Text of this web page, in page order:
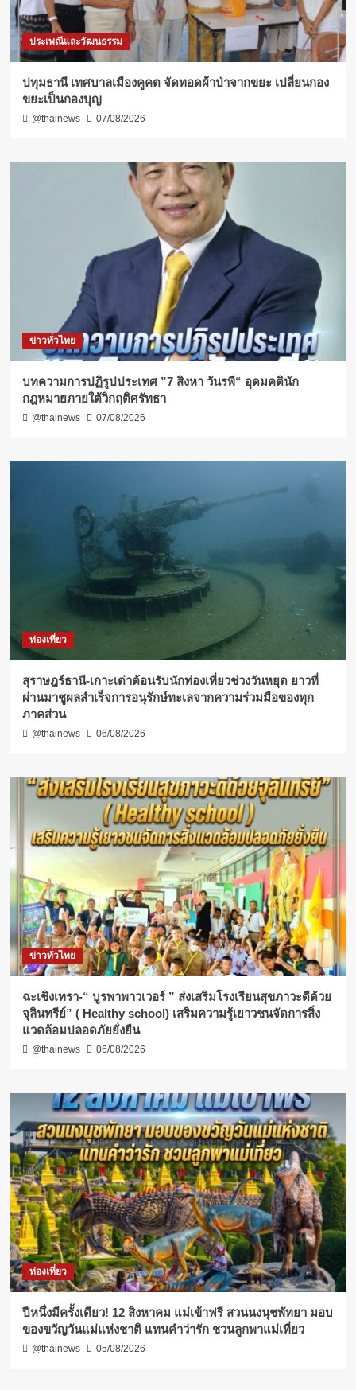
ประเพณีและวัฒนธรรม
ปทุมธานี เทศบาลเมืองคูคต จัดทอดผ้าป่าจากขยะ เปลี่ยนกอง
ขยะเป็นกองบุญ
@thainews 07/08/2026
ข่าวทั่วไทย
บทความการปฏิรูปประเทศ ”7 สิงหา วันรพี“ อุดมคตินัก
กฎหมายภายใต้วิกฤติศรัทธา
@thainews 07/08/2026
ท่องเที่ยว
สุราษฎร์ธานี-เกาะเต่าต้อนรับนักท่องเที่ยวช่วงวันหยุด ยาวที่
ผ่านมาชูผลสำเร็จการอนุรักษ์ทะเลจากความร่วมมือของทุก
ภาคส่วน
@thainews 06/08/2026
ข่าวทั่วไทย
ฉะเชิงเทรา-​“ บูรพาพาวเวอร์ ” ส่งเสริมโรงเรียนสุขภาวะดีด้วย
จุลินทรีย์” ( Healthy school) เสริมความรู้เยาวชนจัดการสิ่ง
แวดล้อมปลอดภัยยั่งยืน
@thainews 06/08/2026
ท่องเที่ยว
ปีหนึ่งมีครั้งเดียว! 12 สิงหาคม แม่เข้าฟรี สวนนงนุชพัทยา มอบ
ของขวัญวันแม่แห่งชาติ แทนคำว่ารัก ชวนลูกพาแม่เที่ยว
@thainews 05/08/2026